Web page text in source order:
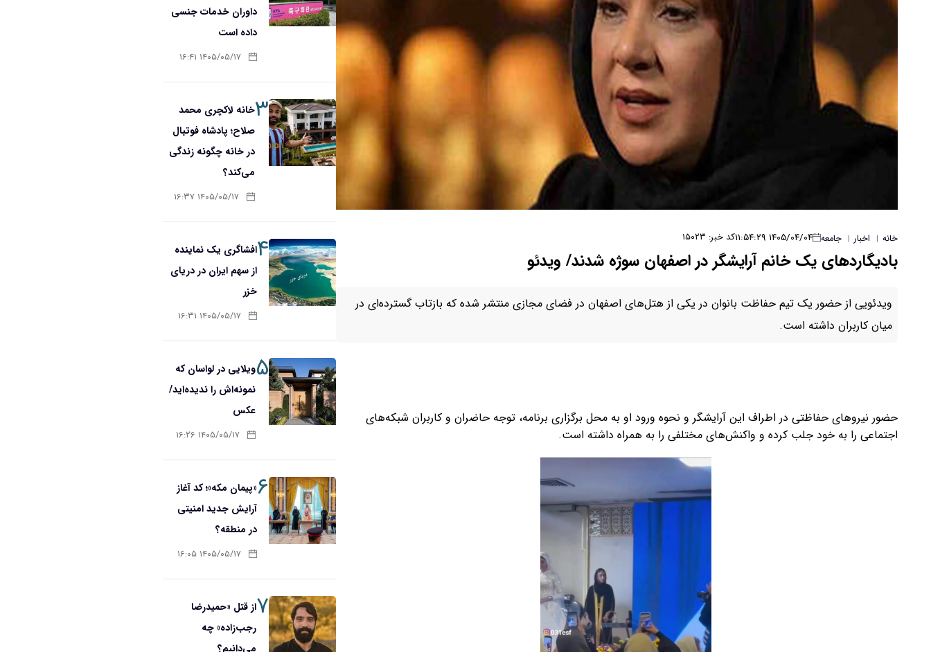
خانه | اخبار | جامعه ۱۴۰۵/۰۴/۰۴ ۱۱:۵۴:۲۹ کد خبر: ۱۵۰۲۳
بادیگاردهای یک خانم آرایشگر در اصفهان سوژه شدند/ ویدئو
ویدئویی از حضور یک تیم حفاظت بانوان در یکی از هتل‌های اصفهان در فضای مجازی منتشر شده که بازتاب گسترده‌ای در
میان کاربران داشته است.
حضور نیروهای حفاظتی در اطراف این آرایشگر و نحوه ورود او به محل برگزاری برنامه، توجه حاضران و کاربران شبکه‌های
اجتماعی را به خود جلب کرده و واکنش‌های مختلفی را به همراه داشته است.
داوران خدمات جنسی
داده است
۱۴۰۵/۰۵/۱۷ ۱۶:۴۱
۳خانه لاکچری محمد
صلاح؛ پادشاه فوتبال
در خانه چگونه زندگی
می‌کند؟
۱۴۰۵/۰۵/۱۷ ۱۶:۳۷
۴افشاگری یک نماینده
از سهم ایران در دریای
خزر
۱۴۰۵/۰۵/۱۷ ۱۶:۳۱
۵ویلایی در لواسان که
نمونه‌اش را ندیده‌اید/
عکس
۱۴۰۵/۰۵/۱۷ ۱۶:۲۶
۶«پیمان مکه»؛ کد آغاز
آرایش جدید امنیتی
در منطقه؟
۱۴۰۵/۰۵/۱۷ ۱۶:۰۵
۷از قتل «حمیدرضا
رجب‌زاده» چه
می‌دانیم؟